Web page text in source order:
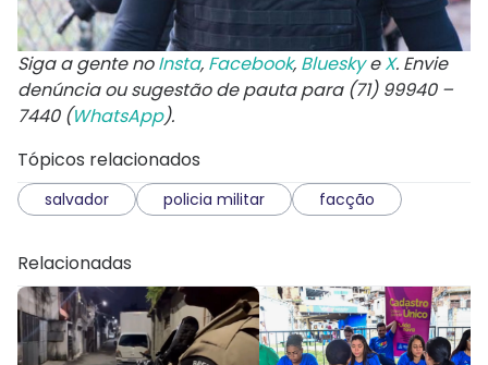
Siga a gente noInsta, Facebook, BlueskyeX. Envie
denúncia ou sugestão de pauta para (71) 99940 –
7440 (WhatsApp).
Tópicos relacionados
salvador policia militar facção
Relacionadas